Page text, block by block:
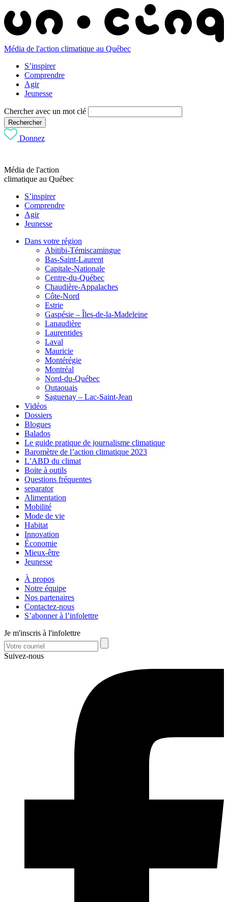
Média de l'action climatique au Québec
S’inspirer
Comprendre
Agir
Jeunesse
Chercher avec un mot clé
Rechercher
Donnez
Média de l'action
climatique au Québec
S’inspirer
Comprendre
Agir
Jeunesse
Dans votre région
Abitibi-Témiscamingue
Bas-Saint-Laurent
Capitale-Nationale
Centre-du-Québec
Chaudière-Appalaches
Côte-Nord
Estrie
Gaspésie – Îles-de-la-Madeleine
Lanaudière
Laurentides
Laval
Mauricie
Montérégie
Montréal
Nord-du-Québec
Outaouais
Saguenay – Lac-Saint-Jean
Vidéos
Dossiers
Blogues
Balados
Le guide pratique de journalisme climatique
Baromètre de l’action climatique 2023
L’ABD du climat
Boite à outils
Questions fréquentes
separator
Alimentation
Mobilité
Mode de vie
Habitat
Innovation
Économie
Mieux-être
Jeunesse
À propos
Notre équipe
Nos partenaires
Contactez-nous
S’abonner à l’infolettre
Je m'inscris à l'infolettre
Suivez-nous